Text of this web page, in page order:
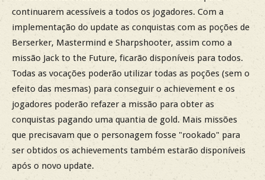
continuarem acessíveis a todos os jogadores. Com a
implementação do update as conquistas com as poções de
Berserker, Mastermind e Sharpshooter, assim como a
missão Jack to the Future, ficarão disponíveis para todos.
Todas as vocações poderão utilizar todas as poções (sem o
efeito das mesmas) para conseguir o achievement e os
jogadores poderão refazer a missão para obter as
conquistas pagando uma quantia de gold. Mais missões
que precisavam que o personagem fosse "rookado" para
ser obtidos os achievements também estarão disponíveis
após o novo update.